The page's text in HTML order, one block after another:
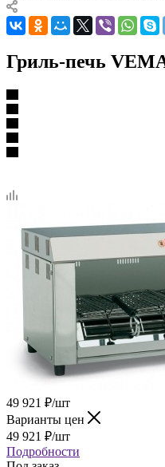
Гриль-печь
49 921 ₽/шт
Варианты цен
49 921 ₽/шт
Подробности